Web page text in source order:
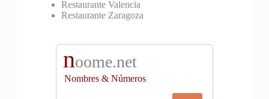
Restaurante Valencia
Restaurante Zaragoza
noome.net
Nombres & Números